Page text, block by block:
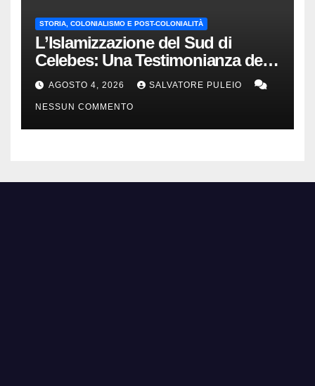
STORIA, COLONIALISMO E POST-COLONIALITÀ
L’Islamizzazione del Sud di
Celebes: Una Testimonianza del
1840.
AGOSTO 4, 2026 SALVATORE PULEIO
NESSUN COMMENTO